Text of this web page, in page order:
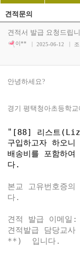
견적문의
견적서 발급 요청드립
이** 2025-06-12
안녕하세요?
경기 평택청아초등학
" [88] 리스트
구입하고자 하오니
배송비를 포함하
다.
본교 고유번호증
다.
견적 발급 이메
견적발급 담당교
**) 입니다.